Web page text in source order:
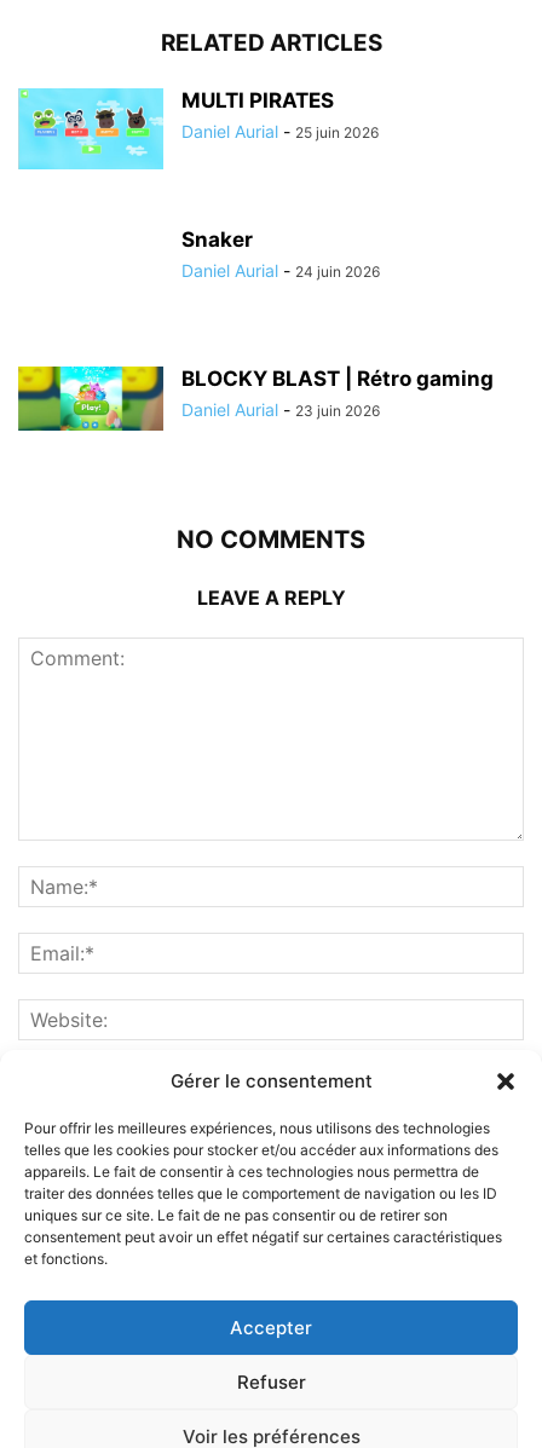
Gérer le consentement
Pour offrir les meilleures expériences, nous utilisons des technologies
telles que les cookies pour stocker et/ou accéder aux informations des
appareils. Le fait de consentir à ces technologies nous permettra de
traiter des données telles que le comportement de navigation ou les ID
uniques sur ce site. Le fait de ne pas consentir ou de retirer son
consentement peut avoir un effet négatif sur certaines caractéristiques
et fonctions.
Accepter
Refuser
Voir les préférences
RELATED ARTICLES
MULTI PIRATES
Daniel Aurial - 25 juin 2026
Snaker
Daniel Aurial - 24 juin 2026
BLOCKY BLAST | Rétro gaming
Daniel Aurial - 23 juin 2026
NO COMMENTS
LEAVE A REPLY
ABOUT US
FOLLOW US